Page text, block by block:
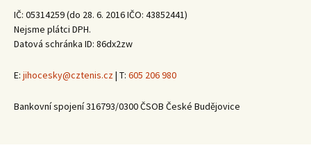
IČ: 05314259 (do 28. 6. 2016 IČO: 43852441)
Nejsme plátci DPH.
Datová schránka ID: 86dx2zw
E: jihocesky@cztenis.cz | T: 605 206 980
Bankovní spojení 316793/0300 ČSOB České Budějovice